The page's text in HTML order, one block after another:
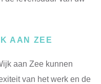
AAN ZEE
aan Zee kunnen
van het werk en de